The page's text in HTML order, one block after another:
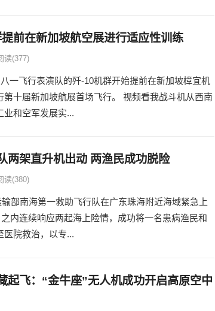
前在新加坡航空展进行适应性训练
读(377)
一飞行表演队的歼-10机群开始提前在新加坡樟宜机
第十届新加坡航展首场飞行。 视频看我战斗机从西南
业和空军发展实...
两架直升机出动 两渔民成功脱险
读(380)
部南海第一救助飞行队在广东珠海附近海域紧急上
内连续响应两起海上险情，成功将一名患病渔民和
医院救治，以专...
起飞：“金牛座”无人机成功开启高原空中